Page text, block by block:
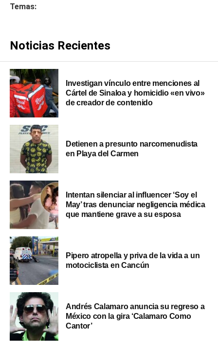
Temas:
Noticias Recientes
Investigan vínculo entre menciones al
Cártel de Sinaloa y homicidio «en vivo»
de creador de contenido
Detienen a presunto narcomenudista
en Playa del Carmen
Intentan silenciar al influencer ‘Soy el
May’ tras denunciar negligencia médica
que mantiene grave a su esposa
Pipero atropella y priva de la vida a un
motociclista en Cancún
Andrés Calamaro anuncia su regreso a
México con la gira ‘Calamaro Como
Cantor’